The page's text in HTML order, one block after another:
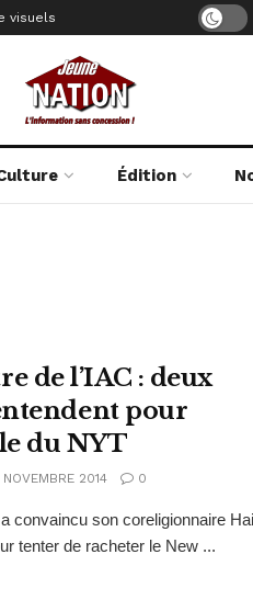
visuels
Édition
de l’IAC : deux
pour
du NYT
2014 0
convaincu son coreligionnaire
tenter de racheter le New ...